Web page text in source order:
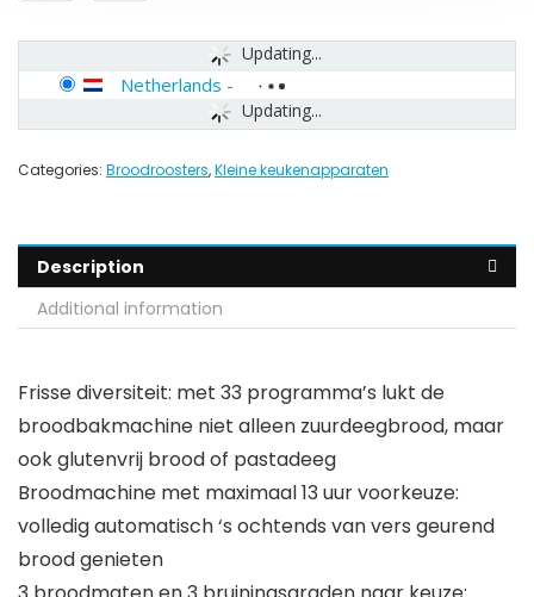
Updating...
Updating...
Netherlands -
Categories: Broodroosters,Kleine keukenapparaten
Description
Additional information
Frisse diversiteit: met 33 programma’s lukt de
broodbakmachine niet alleen zuurdeegbrood, maar
ook glutenvrij brood of pastadeeg
Broodmachine met maximaal 13 uur voorkeuze:
volledig automatisch ‘s ochtends van vers geurend
brood genieten